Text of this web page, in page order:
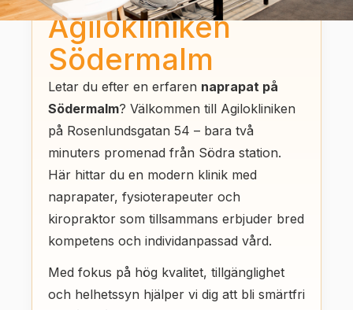
Agilokliniken
Södermalm
Letar du efter en erfaren naprapat på
Södermalm? Välkommen till Agilokliniken
på Rosenlundsgatan 54 – bara två
minuters promenad från Södra station.
Här hittar du en modern klinik med
naprapater, fysioterapeuter och
kiropraktor som tillsammans erbjuder bred
kompetens och individanpassad vård.
Med fokus på hög kvalitet, tillgänglighet
och helhetssyn hjälper vi dig att bli smärtfri